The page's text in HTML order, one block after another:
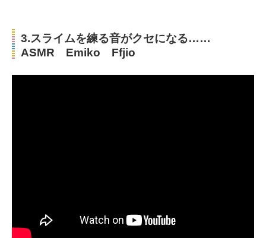
3.スライムを練る音がクセになる……
ASMR Emiko Ffjio